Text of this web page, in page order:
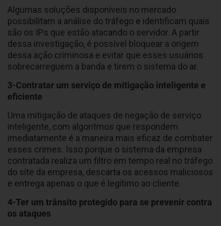
Algumas soluções disponíveis no mercado
possibilitam a análise do tráfego e identificam quais
são os IPs que estão atacando o servidor. A partir
dessa investigação, é possível bloquear a origem
dessa ação criminosa e evitar que esses usuários
sobrecarreguem a banda e tirem o sistema do ar.
3-Contratar um serviço de mitigação inteligente e
eficiente
Uma mitigação de ataques de negação de serviço
inteligente, com algoritmos que respondem
imediatamente é a maneira mais eficaz de combater
esses crimes. Isso porque o sistema da empresa
contratada realiza um filtro em tempo real no tráfego
do site da empresa, descarta os acessos maliciosos
e entrega apenas o que é legítimo ao cliente.
4-Ter um trânsito protegido para se prevenir contra
os ataques